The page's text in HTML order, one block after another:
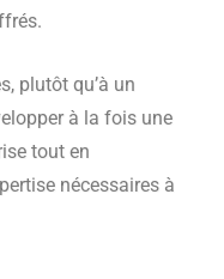
plutôt qu’à un
à la fois une
tout en
nécessaires à